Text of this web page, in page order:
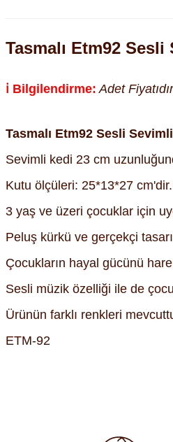
Tasmalı Etm92
ℹ️ Bilgilendirme: Adet
Tasmalı Etm92 Sesli
Sevimli kedi 23 cm
Kutu ölçüleri: 25*13*27 cm'dir.
3 yaş ve üzeri çocuklar için
Peluş kürkü ve gerçekçi
Çocukların hayal gücünü
Sesli müzik özelliği ile de
Ürünün farklı renkleri
ETM-92